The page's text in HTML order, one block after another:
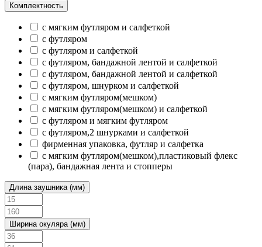
Комплектность
с мягким футляром и салфеткой
с футляром
с футляром и салфеткой
с футляром, бандажной лентой и салфеткой
с футляром, бандажной лентой и салфеткой
с футляром, шнурком и салфеткой
с мягким футляром(мешком)
с мягким футляром(мешком) и салфеткой
с футляром и мягким футляром
с футляром,2 шнурками и салфеткой
фирменная упаковка, футляр и салфетка
с мягким футляром(мешком),пластиковый флекс
(пара), бандажная лента и стопперы
Длина заушника (мм)
Ширина окуляра (мм)